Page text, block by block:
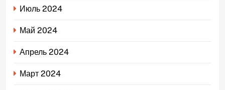
Июль 2024
Май 2024
Апрель 2024
Март 2024